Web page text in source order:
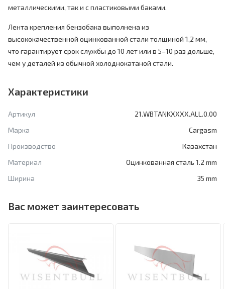
металлическими, так и с пластиковыми баками.
Лента крепления бензобака выполнена из
высококачественной оцинкованной стали толщиной 1,2 мм,
что гарантирует срок службы до 10 лет или в 5–10 раз дольше,
чем у деталей из обычной холоднокатаной стали.
Характеристики
Артикул
21.WBTANKXXXX.ALL.0.00
Марка
Cargasm
Производство
Казахстан
Материал
Оцинкованная сталь 1.2 mm
Ширина
35 mm
Вас может заинтересовать